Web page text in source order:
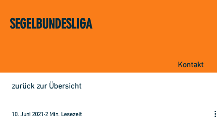
SEGELBUNDESLIGA
Kontakt
10. Juni 2021 2 Min. Lesezeit
zurück zur Übersicht